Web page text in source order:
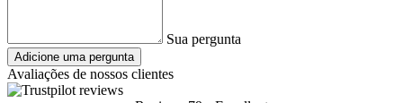
Sua pergunta
Adicione uma pergunta
Avaliações de nossos clientes